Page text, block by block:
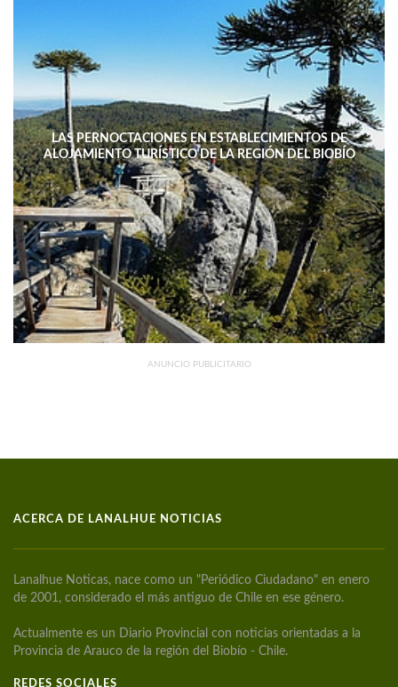
LAS PERNOCTACIONES EN ESTABLECIMIENTOS DE
ALOJAMIENTO TURÍSTICO DE LA REGIÓN DEL BIOBÍO
DISMINUYERON 15,4% INTERANUAL
ANUNCIO PUBLICITARIO
ACERCA DE LANALHUE NOTICIAS
Lanalhue Noticas, nace como un "Periódico Ciudadano" en enero
de 2001, considerado el más antiguo de Chile en ese género.
Actualmente es un Diario Provincial con noticias orientadas a la
Provincia de Arauco de la región del Biobío - Chile.
REDES SOCIALES